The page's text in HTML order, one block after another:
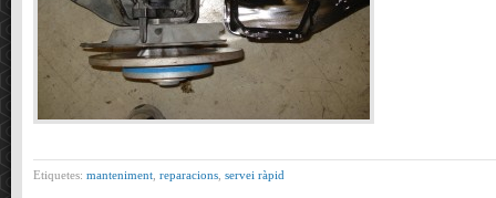
Etiquetes: manteniment reparacions servei ràpid